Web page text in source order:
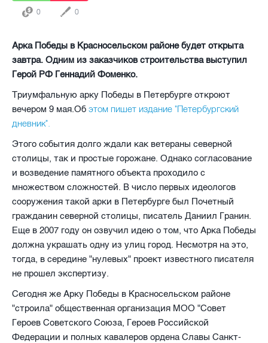
0 0
Арка Победы в Красносельском районе будет открыта
завтра. Одним из заказчиков строительства выступил
Герой РФ Геннадий Фоменко.
Триумфальную арку Победы в Петербурге откроют
вечером 9 мая.Об этом пишет издание "Петербургский
дневник".
Этого события долго ждали как ветераны северной
столицы, так и простые горожане. Однако согласование
и возведение памятного объекта проходило с
множеством сложностей. В число первых идеологов
сооружения такой арки в Петербурге был Почетный
гражданин северной столицы, писатель Даниил Гранин.
Еще в 2007 году он озвучил идею о том, что Арка Победы
должна украшать одну из улиц город. Несмотря на это,
тогда, в середине "нулевых" проект известного писателя
не прошел экспертизу.
Сегодня же Арку Победы в Красносельском районе
"строила" общественная организация МОО "Совет
Героев Советского Союза, Героев Российской
Федерации и полных кавалеров ордена Славы Санкт-